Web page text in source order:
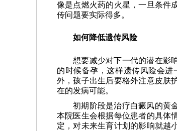
像是点燃火药的火星，一旦条件
传问题要实际得多。
如何降低遗传风险
想要减少对下一代的潜在影
的时候备孕，这样遗传风险会
外，孩子出生后要格外注意皮肤
在的发病可能。
初期阶段是治疗白癜风的黄
本院医生会根据每位患者的具体
定，对未来生育计划的影响就越